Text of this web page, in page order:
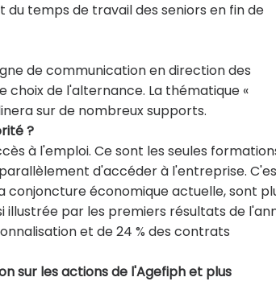
temps de travail des seniors en fin de
de communication en direction des
de l'alternance. La thématique «
sur de nombreux supports.
?
à l'emploi. Ce sont les seules
d'accéder à l'entreprise.
économique actuelle, sont
par les premiers résultats de
et de 24 % des contrats
sur les actions de l'Agefiph et plus